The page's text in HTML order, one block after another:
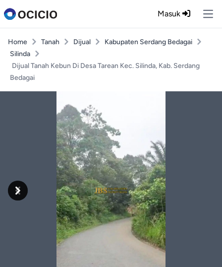
Masuk
Home Tanah Dijual
Kabupaten Serdang Bedagai
Silinda
Dijual Tanah Kebun Di Desa Tarean Kec. Silinda, Kab. Serdang
Bedagai
Previous
Next